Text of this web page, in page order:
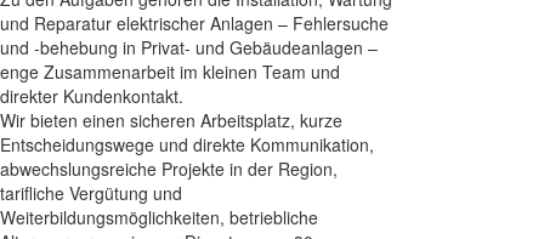
und Reparatur elektrischer Anlagen – Fehlersuche
und -behebung in Privat- und Gebäudeanlagen –
enge Zusammenarbeit im kleinen Team und
direkter Kundenkontakt.
Wir bieten einen sicheren Arbeitsplatz, kurze
Entscheidungswege und direkte Kommunikation,
abwechslungsreiche Projekte in der Region,
tarifliche Vergütung und
Weiterbildungsmöglichkeiten, betriebliche